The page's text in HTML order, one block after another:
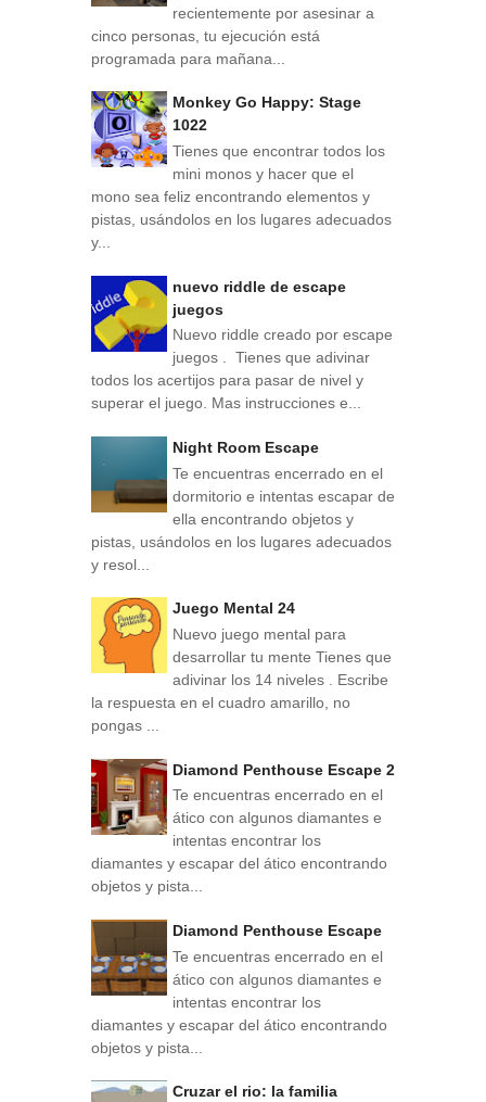
recientemente por asesinar a
cinco personas, tu ejecución está
programada para mañana...
Monkey Go Happy: Stage
1022
Tienes que encontrar todos los
mini monos y hacer que el
mono sea feliz encontrando elementos y
pistas, usándolos en los lugares adecuados
y...
nuevo riddle de escape
juegos
Nuevo riddle creado por escape
juegos . Tienes que adivinar
todos los acertijos para pasar de nivel y
superar el juego. Mas instrucciones e...
Night Room Escape
Te encuentras encerrado en el
dormitorio e intentas escapar de
ella encontrando objetos y
pistas, usándolos en los lugares adecuados
y resol...
Juego Mental 24
Nuevo juego mental para
desarrollar tu mente Tienes que
adivinar los 14 niveles . Escribe
la respuesta en el cuadro amarillo, no
pongas ...
Diamond Penthouse Escape 2
Te encuentras encerrado en el
ático con algunos diamantes e
intentas encontrar los
diamantes y escapar del ático encontrando
objetos y pista...
Diamond Penthouse Escape
Te encuentras encerrado en el
ático con algunos diamantes e
intentas encontrar los
diamantes y escapar del ático encontrando
objetos y pista...
Cruzar el rio: la familia